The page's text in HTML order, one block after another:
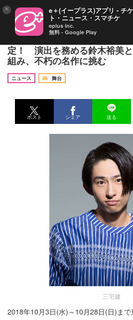
三宅健主演で舞台『二十日鼠
定！ 演出を務める鈴木裕美
組み、不朽の名作に挑む
ニュース
舞台
ポスト シェア 送る
三宅健
2018年10月3日(水)～10月28日(日)ま
× e＋(イープラス)アプリ - チ
ト・ニュース・スマチケ
eplus inc.
無料 - Google Play